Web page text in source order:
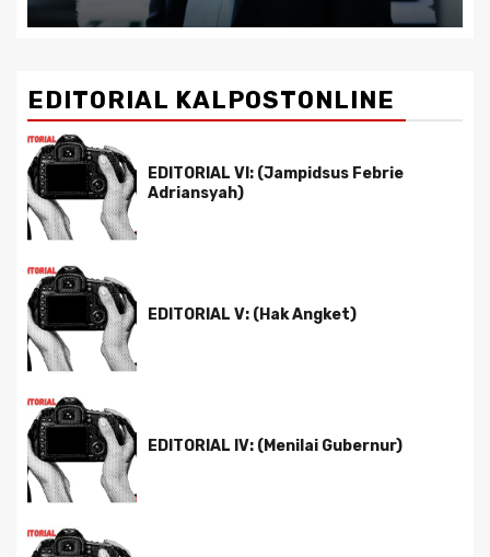
EDITORIAL KALPOSTONLINE
EDITORIAL VI: (Jampidsus Febrie
Adriansyah)
EDITORIAL V: (Hak Angket)
EDITORIAL IV: (Menilai Gubernur)